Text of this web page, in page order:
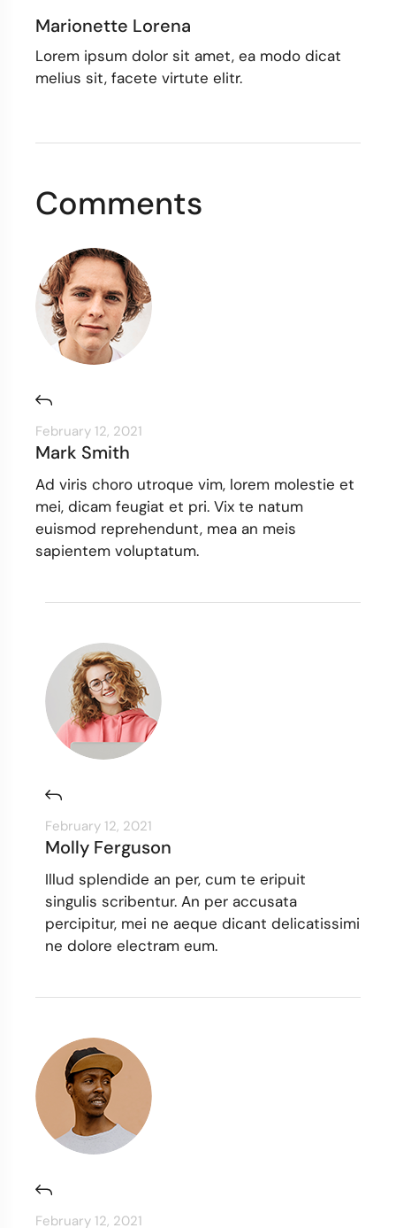
Marionette Lorena
Lorem ipsum dolor sit amet, ea modo dicat
melius sit, facete virtute elitr.
Comments
February 12, 2021
Mark Smith
Ad viris choro utroque vim, lorem molestie et
mei, dicam feugiat et pri. Vix te natum
euismod reprehendunt, mea an meis
sapientem voluptatum.
February 12, 2021
Molly Ferguson
Illud splendide an per, cum te eripuit
singulis scribentur. An per accusata
percipitur, mei ne aeque dicant delicatissimi
ne dolore electram eum.
February 12, 2021